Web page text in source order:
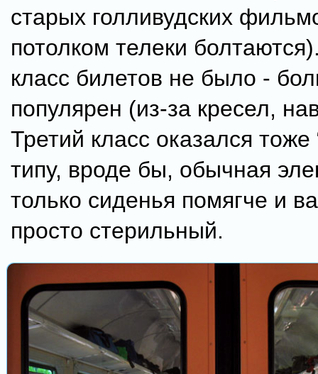
старых голливудских
потолком телеки
класс билетов не было -
популярен (из-за кресел,
Третий класс оказался тоже
типу, вроде бы, обычная
только сиденья помягче и
просто стерильный.